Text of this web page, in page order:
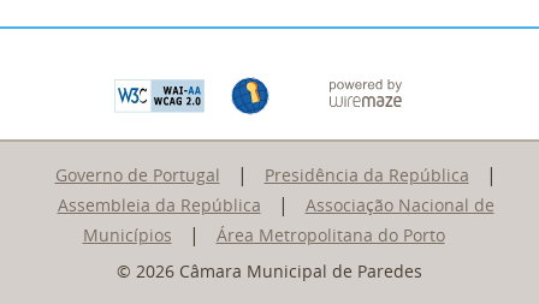
Governo de Portugal | Presidência da República |
Assembleia da República |
Associação Nacional de
Municípios
|
Área Metropolitana do Porto
© 2026 Câmara Municipal de Paredes